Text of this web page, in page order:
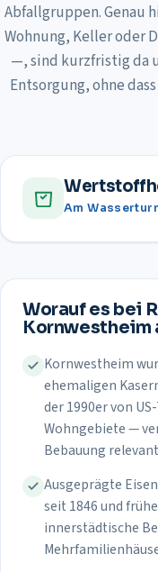
Abfallgruppen. Genau
Wohnung, Keller oder
—, sind kurzfristig da
Entsorgung, ohne
Am
Worauf es bei
Kornwestheim
Kornwestheim
ehemaligen
der 1990er von
Wohngebiete —
Bebauung
Ausgeprägte
seit 1846 und
innerstädtische